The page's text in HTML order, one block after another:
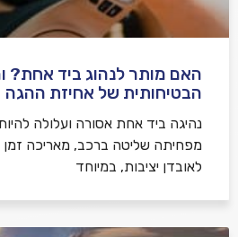
האם מותר לנהוג ביד
הבטיחותית של אחיזת ההגה
נהיגה ביד אחת אסורה ועלולה
מפחיתה שליטה ברכב, מאריכה זמן
לאובדן יציבות, במיוחד